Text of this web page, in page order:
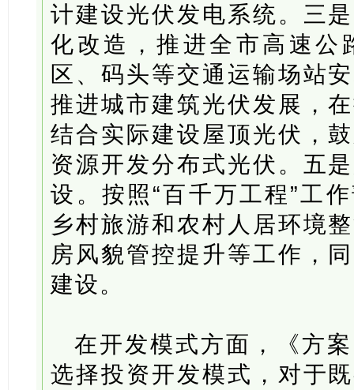
计建设光伏发电系统。三
化改造，推进全市高速公
区、码头等交通运输场站
推进城市建筑光伏发展，
结合实际建设屋顶光伏，
资源开发分布式光伏。五
设。按照“百千万工程”工
乡村旅游和农村人居环境
房风貌管控提升等工作，
建设。
在开发模式方面，《方
选择投资开发模式，对于